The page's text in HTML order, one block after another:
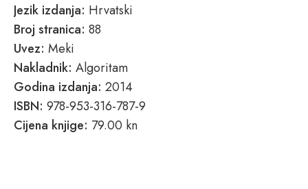
Jezik izdanja: Hrvatski
Broj stranica: 88
Uvez: Meki
Nakladnik: Algoritam
Godina izdanja: 2014
ISBN: 978-953-316-787-9
Cijena knjige: 79.00 kn